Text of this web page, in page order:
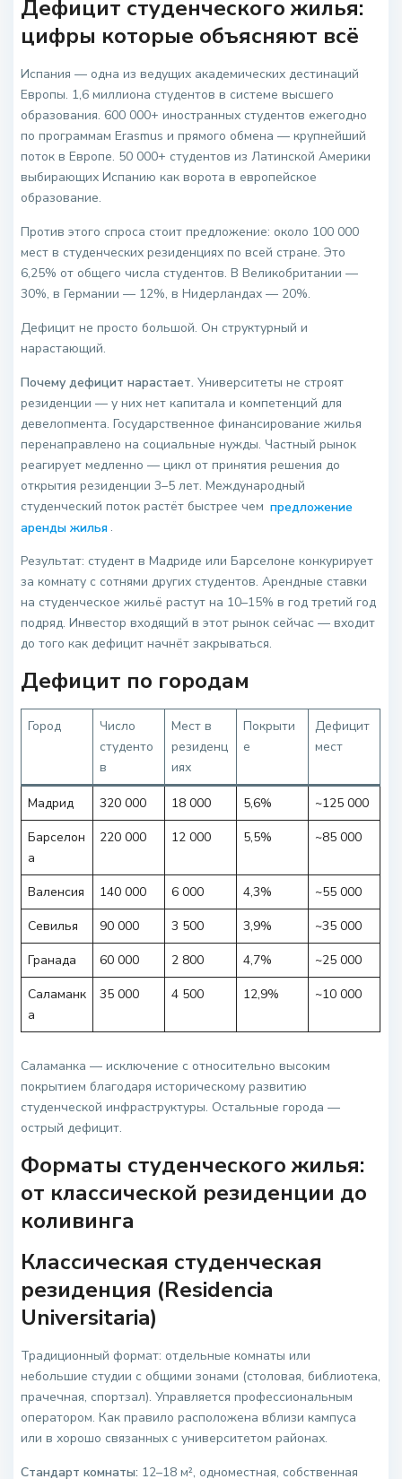
Дефицит студенческого жилья:
цифры которые объясняют всё
Испания — одна из ведущих академических дестинаций
Европы. 1,6 миллиона студентов в системе высшего
образования. 600 000+ иностранных студентов ежегодно
по программам Erasmus и прямого обмена — крупнейший
поток в Европе. 50 000+ студентов из Латинской Америки
выбирающих Испанию как ворота в европейское
образование.
Против этого спроса стоит предложение: около 100 000
мест в студенческих резиденциях по всей стране. Это
6,25% от общего числа студентов. В Великобритании —
30%, в Германии — 12%, в Нидерландах — 20%.
Дефицит не просто большой. Он структурный и
нарастающий.
Почему дефицит нарастает. Университеты не строят
резиденции — у них нет капитала и компетенций для
девелопмента. Государственное финансирование жилья
перенаправлено на социальные нужды. Частный рынок
реагирует медленно — цикл от принятия решения до
открытия резиденции 3–5 лет. Международный
студенческий поток растёт быстрее чем предложение
аренды жилья .
Результат: студент в Мадриде или Барселоне конкурирует
за комнату с сотнями других студентов. Арендные ставки
на студенческое жильё растут на 10–15% в год третий год
подряд. Инвестор входящий в этот рынок сейчас — входит
до того как дефицит начнёт закрываться.
Дефицит по городам
Город
Число
студенто
в
Мест в
резиденц
иях
Покрыти
е
Дефицит
мест
Мадрид 320 000 18 000 5,6%
~125 000
Барселон
а
220 000 12 000 5,5% ~85 000
Валенсия 140 000 6 000 4,3%
~55 000
Севилья
90 000 3 500 3,9%
~35 000
Гранада
60 000 2 800 4,7%
~25 000
Саламанк
а
35 000 4 500 12,9% ~10 000
Саламанка — исключение с относительно высоким
покрытием благодаря историческому развитию
студенческой инфраструктуры. Остальные города —
острый дефицит.
Форматы студенческого жилья:
от классической резиденции до
коливинга
Классическая студенческая
резиденция (Residencia
Universitaria)
Традиционный формат: отдельные комнаты или
небольшие студии с общими зонами (столовая, библиотека,
прачечная, спортзал). Управляется профессиональным
оператором. Как правило расположена вблизи кампуса
или в хорошо связанных с университетом районах.
Стандарт комнаты: 12–18 м², одноместная, собственная